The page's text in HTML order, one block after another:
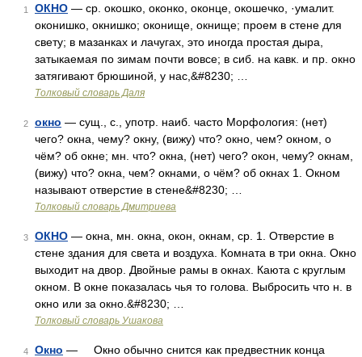
1 ОКНО — ср. окошко, оконко, оконце, окошечко, ·умалит.
оконишко, окнишко; оконище, окнище; проем в стене для
свету; в мазанках и лачугах, это иногда простая дыра,
затыкаемая по зимам почти вовсе; в сиб. на кавк. и пр. окно
затягивают брюшиной, у нас,&#8230; …
Толковый словарь Даля
2 окно — сущ., с., употр. наиб. часто Морфология: (нет)
чего? окна, чему? окну, (вижу) что? окно, чем? окном, о
чём? об окне; мн. что? окна, (нет) чего? окон, чему? окнам,
(вижу) что? окна, чем? окнами, о чём? об окнах 1. Окном
называют отверстие в стене&#8230; …
Толковый словарь Дмитриева
3 ОКНО — окна, мн. окна, окон, окнам, ср. 1. Отверстие в
стене здания для света и воздуха. Комната в три окна. Окно
выходит на двор. Двойные рамы в окнах. Каюта с круглым
окном. В окне показалась чья то голова. Выбросить что н. в
окно или за окно.&#8230; …
Толковый словарь Ушакова
4 Окно — Окно обычно снится как предвестник конца